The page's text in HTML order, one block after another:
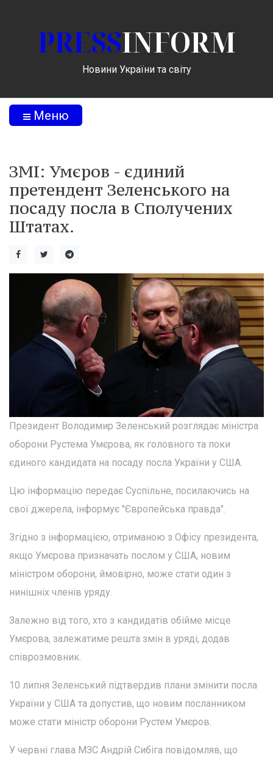
PRESSINFORM
Новини України та світу
Меню
ЗМІ: Умєров - єдиний
претендент Зеленського на
посаду посла в Сполучених
Штатах.
Президент Володимир Зеленський розглядає міністра
оборони Рустема Умєрова, як головного та поки
єдиного кандидата на посаду посла України у США.
Цю інформацію передає Суспільне, посилаючись на
свої джерела, інформує "Європейська правда".
Згідно з інформацією, отриманою з Офісу президента,
якщо Умєрова призначать послом у США, новим
міністром оборони, ймовірно, може стати один з
нинішніх членів уряду.
Залежно від того, хто з кандидатів обійме місце
Умєрова, залежатиме решта змін в уряді, додав
співрозмовник.
10 липня Зеленський підтвердив плани змінити посла
України у США та допустив, що новим посланником
може стати міністр оборони Рустем Умєров.
У червні глава МЗС Андрій Сибіга повідомляв, що